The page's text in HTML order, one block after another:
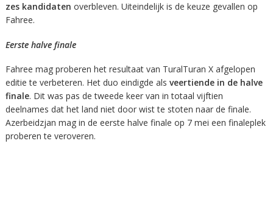
zes kandidaten overbleven. Uiteindelijk is de keuze gevallen op
Fahree.
Eerste halve finale
Fahree mag proberen het resultaat van TuralTuran X afgelopen
editie te verbeteren. Het duo eindigde als veertiende in de halve
finale. Dit was pas de tweede keer van in totaal vijftien
deelnames dat het land niet door wist te stoten naar de finale.
Azerbeidzjan mag in de eerste halve finale op 7 mei een finaleplek
proberen te veroveren.